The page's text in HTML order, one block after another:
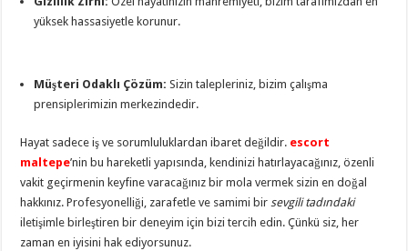
yüksek hassasiyetle korunur.
Müşteri Odaklı Çözüm: Sizin talepleriniz, bizim çalışma
prensiplerimizin merkezindedir.
Hayat sadece iş ve sorumluluklardan ibaret değildir. escort
maltepe’nin bu hareketli yapısında, kendinizi hatırlayacağınız, özenli
vakit geçirmenin keyfine varacağınız bir mola vermek sizin en doğal
hakkınız. Profesyonelliği, zarafetle ve samimi birsevgili tadındaki
iletişimle birleştiren bir deneyim için bizi tercih edin. Çünkü siz, her
zaman en iyisini hak ediyorsunuz.